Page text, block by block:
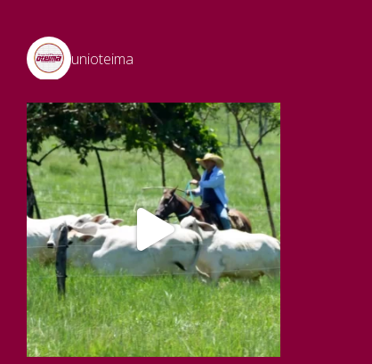
unioteima